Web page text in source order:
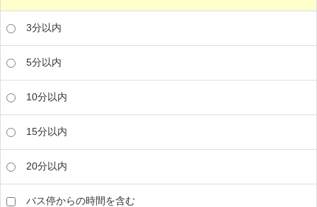
3分以内
5分以内
10分以内
15分以内
20分以内
バス停からの時間を含む